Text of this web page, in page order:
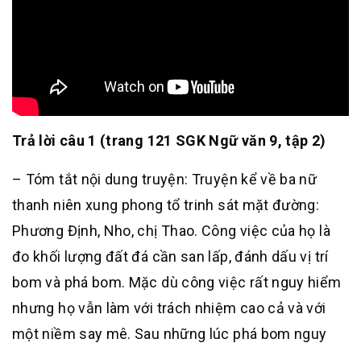
Trả lời câu 1 (trang 121 SGK Ngữ văn 9, tập 2)
– Tóm tắt nội dung truyện: Truyện kể về ba nữ
thanh niên xung phong tổ trinh sát mặt đường:
Phương Định, Nho, chị Thao. Công việc của họ là
đo khối lượng đất đá cần san lấp, đánh dấu vị trí
bom và phá bom. Mặc dù công việc rất nguy hiểm
nhưng họ vẫn làm với trách nhiệm cao cả và với
một niềm say mê. Sau những lúc phá bom nguy